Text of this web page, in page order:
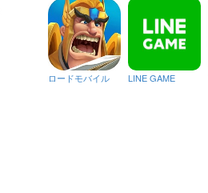
ロードモバイル LINE GAME